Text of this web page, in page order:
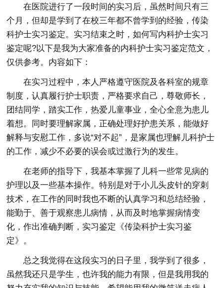
在医院进行了一段时间的实习后，虽然时间只有三
个月，但却是学到了在校三年都不曾学到的经验，传染
科护士实习鉴定。实习结束之时，如何写内科护士实习
鉴定呢?以下是我为大家准备的内科护士实习鉴定范文，
仅供参考。内容如下：
在实习过程中，本人严格遵守医院及各科室的规章
制度，认真履行护士职责，严格要求自己，尊敬师长，
团结同学，踏实工作，热爱儿童事业，全心全意为患儿
着想。同时要理解家属，正确处理好护患关系，能做好
解释与安慰工作，多说“对不起”，是家属也理解儿科护士
的工作，减少不必要的误会或过激行为的发生。
在老师的指导下，我基本掌握了儿科一些常见病的
护理以及一些基本操作。特别是对于小儿头皮针的穿刺
技术，在工作的同时我也不断的认真学习和总结经验，
能勤于、善于观察患儿病情，从而及时地掌握病情变
化，作出准确判断，实习鉴定《传染科护士实习鉴
定》。
总之我觉得在这段实习的日子里，我学到了很多，
虽然我还只是学生，也许我的能力有限，但是我用我的